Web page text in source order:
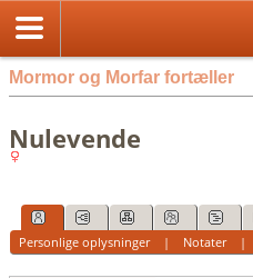
Mormor og Morfar fortæller
Nulevende
Personlige oplysninger| Notater|